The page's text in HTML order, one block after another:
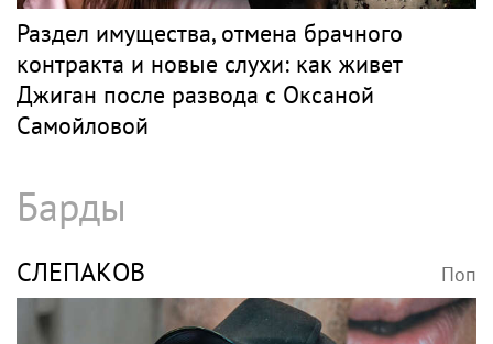
Раздел имущества, отмена брачного
контракта и новые слухи: как живет
Джиган после развода с Оксаной
Самойловой
Барды
СЛЕПАКОВ Поп